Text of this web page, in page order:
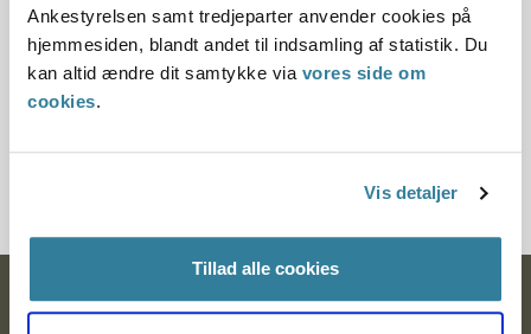
Ankestyrelsen samt tredjeparter anvender cookies på
hjemmesiden, blandt andet til indsamling af statistik. Du
kan altid ændre dit samtykke via vores side om
cookies.
Vis detaljer
Tillad alle cookies
Paragraf
§ 37 § 21
Ankestyrelsen